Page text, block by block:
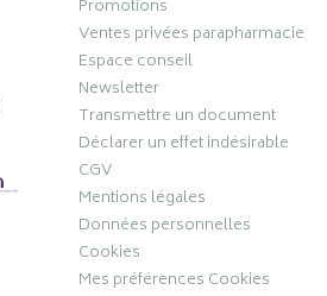
Promotions
Ventes privées parapharmacie
Espace conseil
Newsletter
Transmettre un document
Déclarer un effet indésirable
CGV
Mentions légales
Données personnelles
Cookies
Mes préférences Cookies